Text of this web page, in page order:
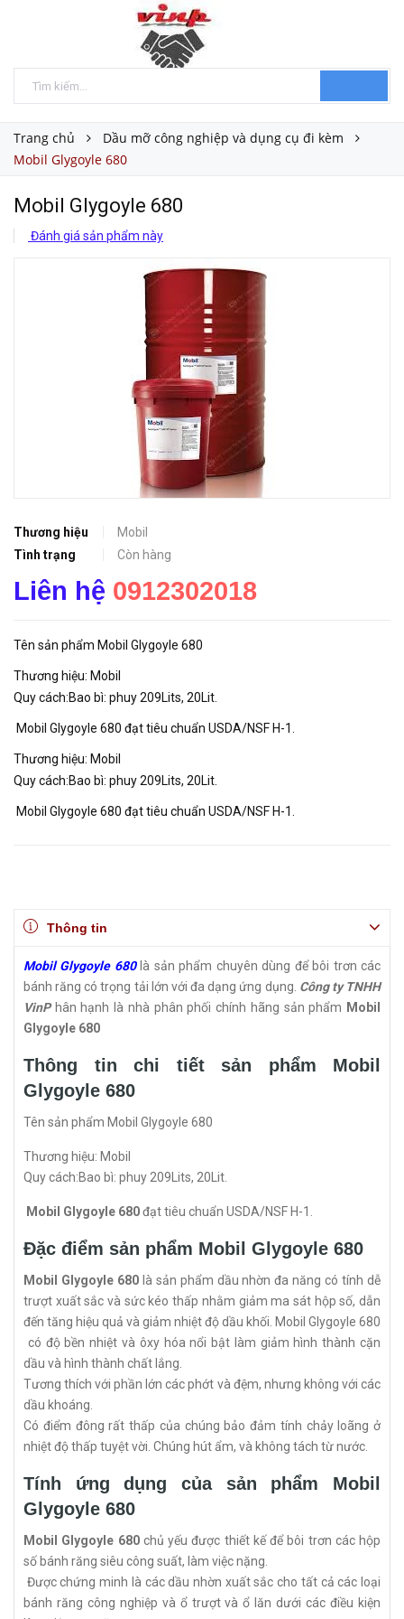
Trang chủ
Dầu mỡ công nghiệp và dụng cụ đi kèm
Mobil Glygoyle 680
Mobil Glygoyle 680
Đánh giá sản phẩm này
Thương hiệu
Mobil
Tình trạng
Còn hàng
Liên hệ 0912302018
Tên sản phẩm Mobil Glygoyle 680
Thương hiệu: Mobil
Quy cách:Bao bì: phuy 209Lits, 20Lit.
Mobil Glygoyle 680 đạt tiêu chuẩn USDA/NSF H-1.
Thương hiệu: Mobil
Quy cách:Bao bì: phuy 209Lits, 20Lit.
Mobil Glygoyle 680 đạt tiêu chuẩn USDA/NSF H-1.
Thông tin
Mobil Glygoyle 680là sản phẩm chuyên dùng để bôi trơn các
bánh răng có trọng tải lớn với đa dạng ứng dụng. Công ty TNHH
VinPhân hạnh là nhà phân phối chính hãng sản phẩm Mobil
Glygoyle 680
Thông tin chi tiết sản phẩm Mobil
Glygoyle 680
Tên sản phẩm Mobil Glygoyle 680
Thương hiệu: Mobil
Quy cách:Bao bì: phuy 209Lits, 20Lit.
Mobil Glygoyle 680đạt tiêu chuẩn USDA/NSF H-1.
Đặc điểm sản phẩm Mobil Glygoyle 680
Mobil Glygoyle 680là sản phẩm dầu nhờn đa năng có tính dễ
trượt xuất sắc và sức kéo thấp nhằm giảm ma sát hộp số, dẫn
đến tăng hiệu quả và giảm nhiệt độ dầu khối. Mobil Glygoyle 680
có độ bền nhiệt và ôxy hóa nổi bật làm giảm hình thành cặn
dầu và hình thành chất lắng.
Tương thích với phần lớn các phớt và đệm, nhưng không với các
dầu khoáng.
Có điểm đông rất thấp của chúng bảo đảm tính chảy loãng ở
nhiệt độ thấp tuyệt vời. Chúng hút ẩm, và không tách từ nước.
Tính ứng dụng của sản phẩm Mobil
Glygoyle 680
Mobil Glygoyle 680chủ yếu được thiết kế để bôi trơn các hộp
số bánh răng siêu công suất, làm việc nặng.
Được chứng minh là các dầu nhờn xuất sắc cho tất cả các loại
bánh răng công nghiệp và ổ trượt và ổ lăn dưới các điều kiện